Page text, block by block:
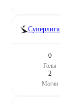
Суперлига
0
Голы
2
Матчи